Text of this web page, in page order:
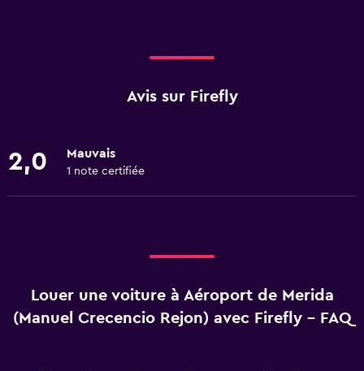
Avis sur Firefly
2,0 Mauvais
1 note certifiée
Louer une voiture à Aéroport de Merida
(Manuel Crecencio Rejon) avec Firefly - FAQ